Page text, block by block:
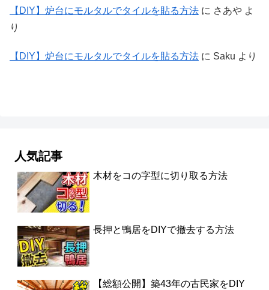
【DIY】炉台にモルタルでタイルを貼る方法 に さあや よ
り
【DIY】炉台にモルタルでタイルを貼る方法 に Saku より
人気記事
木材をコの字型に切り取る方法
長押と鴨居をDIYで撤去する方法
【総額公開】築43年の古民家をDIY